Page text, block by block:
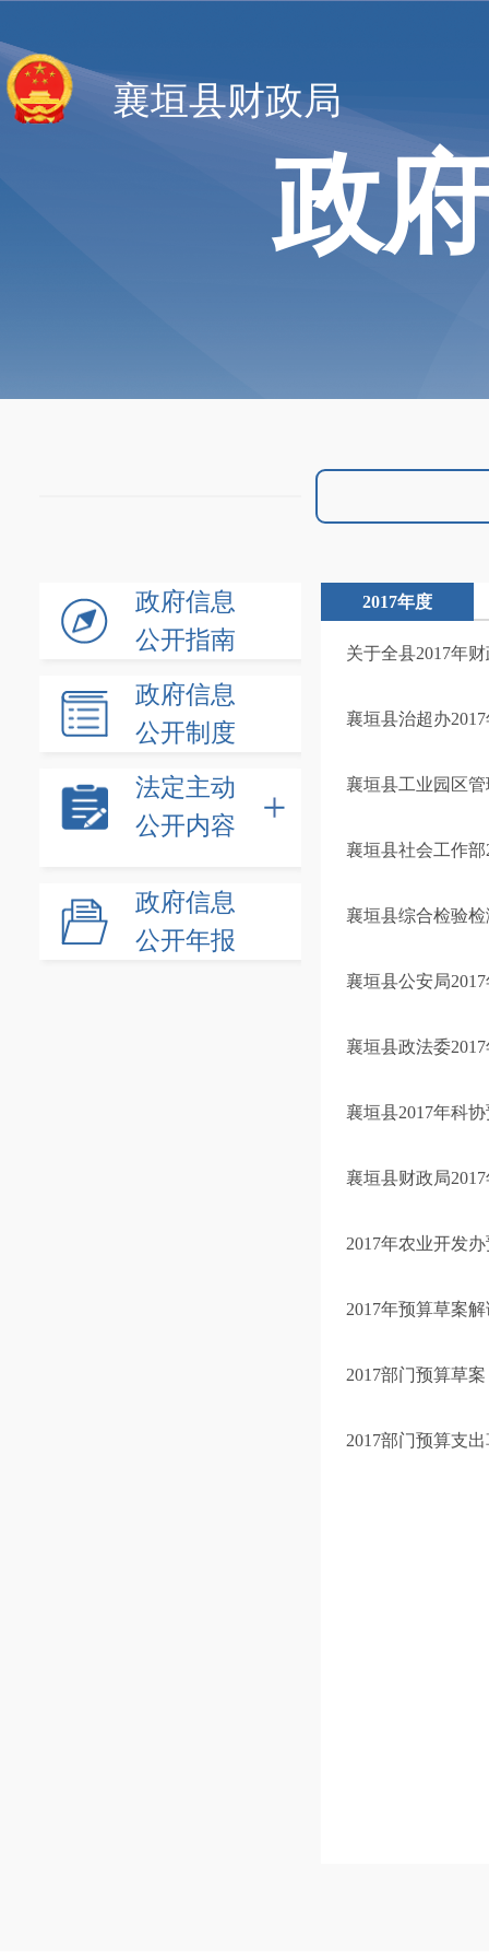
襄垣县财政局
政
政府信息
公开指南
政府信息
公开制度
法定主动
公开内容
政府信息
公开年报
2017年度
关于全县2017年
襄垣县治超办
襄垣县工业园区
襄垣县社会工作
襄垣县综合检验
襄垣县公安局
襄垣县政法委
襄垣县2017年科
襄垣县财政局
2017年农业开发
2017年预算草案
2017部门预算草
2017部门预算支